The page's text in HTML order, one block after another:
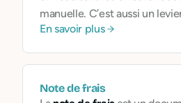
manuelle. C’est aussi un
moins de papier, moins de
En savoir plus
Note de frais